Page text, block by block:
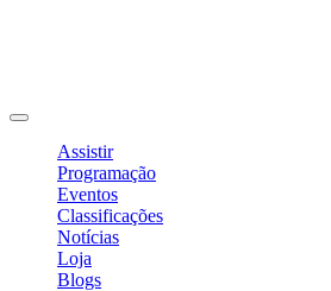
Assistir
Programação
Eventos
Classificações
Notícias
Loja
Blogs